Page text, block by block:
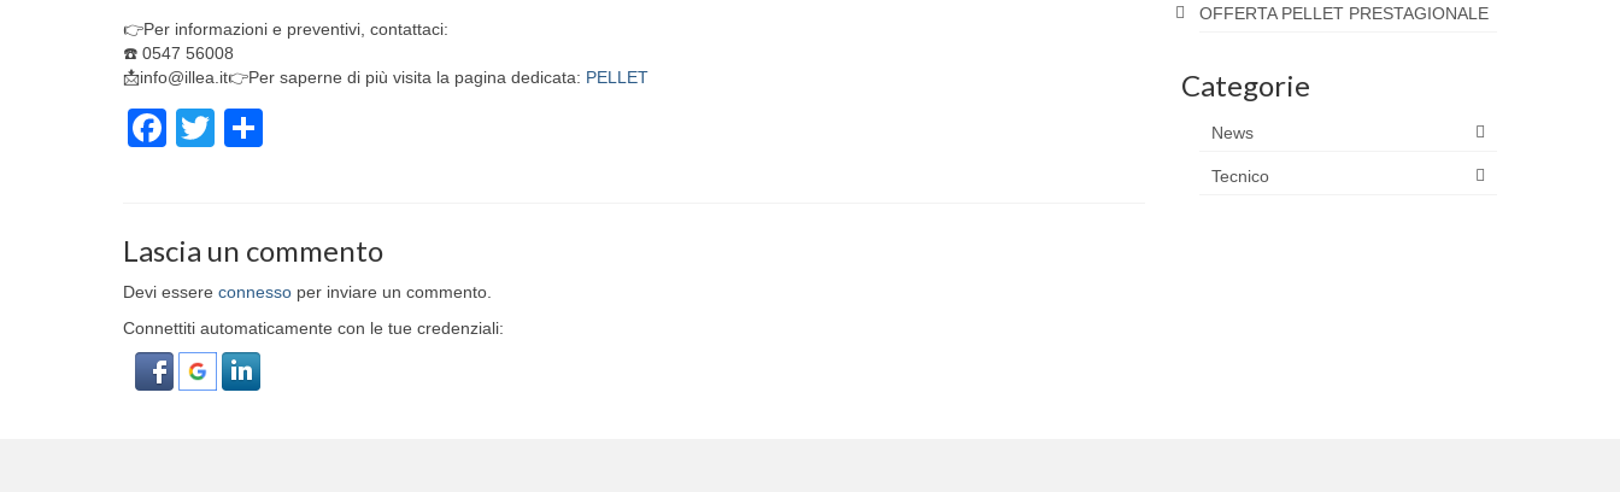
👉Per informazioni e preventivi, contattaci:
☎️ 0547 56008
📩info@illea.it👉Per saperne di più visita la pagina dedicata: PELLET
Facebook
Twitter
Lascia un commento
Devi essere connesso per inviare un commento.
Connettiti automaticamente con le tue credenziali:
OFFERTA PELLET PRESTAGIONALE
Categorie
News
Tecnico